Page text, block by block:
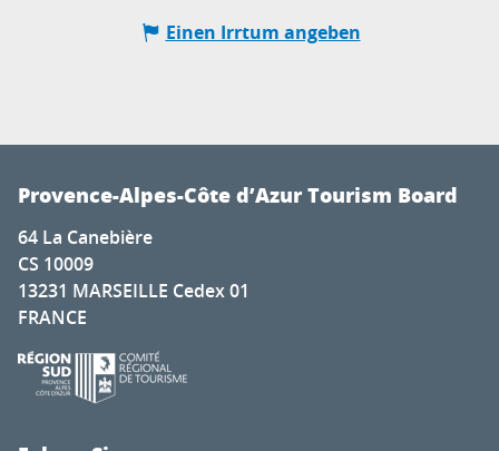
Einen Irrtum angeben
Provence-Alpes-Côte d’Azur Tourism Board
64 La Canebière
CS 10009
13231 MARSEILLE Cedex 01
FRANCE